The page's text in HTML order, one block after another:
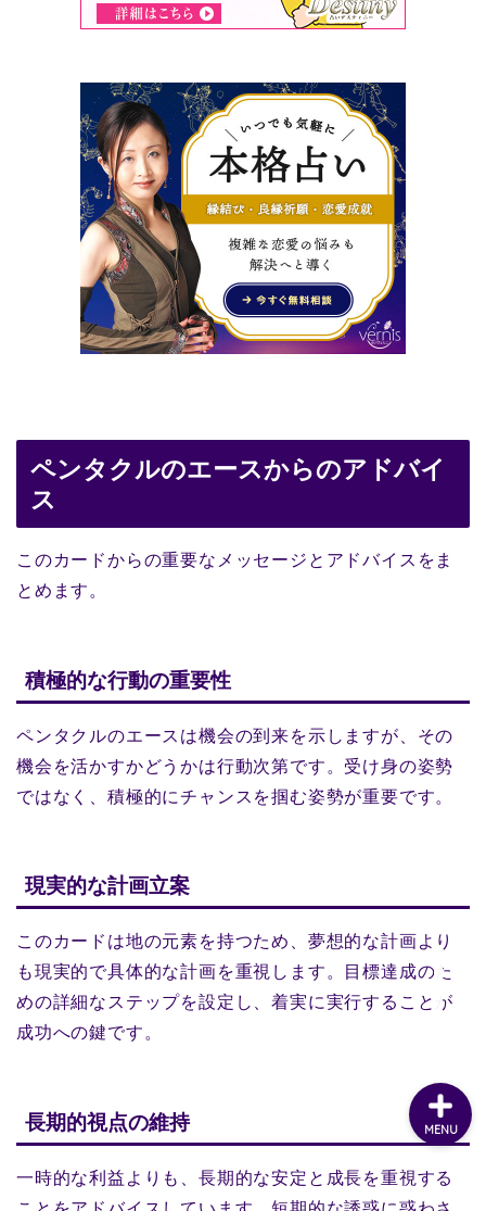
ペンタクルのエースからのアドバイ
ス
このカードからの重要なメッセージとアドバイスをま
とめます。
積極的な行動の重要性
ペンタクルのエースは機会の到来を示しますが、その
機会を活かすかどうかは行動次第です。受け身の姿勢
ではなく、積極的にチャンスを掴む姿勢が重要です。
現実的な計画立案
このカードは地の元素を持つため、夢想的な計画より
も現実的で具体的な計画を重視します。目標達成のた
めの詳細なステップを設定し、着実に実行することが
成功への鍵です。
長期的視点の維持
一時的な利益よりも、長期的な安定と成長を重視する
MENU